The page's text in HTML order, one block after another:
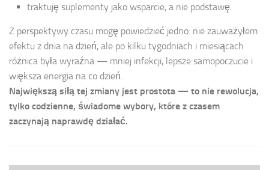
traktuję suplementy jako wsparcie, a nie podstawę.
Z perspektywy czasu mogę powiedzieć jedno: nie zauważyłem
efektu z dnia na dzień, ale po kilku tygodniach i miesiącach
różnica była wyraźna — mniej infekcji, lepsze samopoczucie i
większa energia na co dzień.
Największą siłą tej zmiany jest prostota — to nie rewolucja,
tylko codzienne, świadome wybory, które z czasem
zaczynają naprawdę działać.